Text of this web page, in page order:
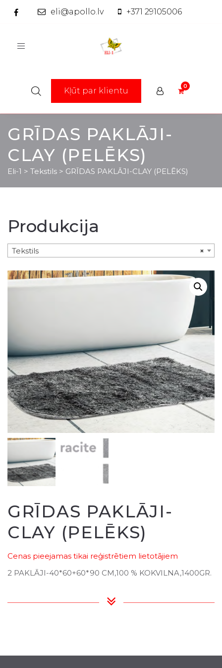
eli@apollo.lv +371 29105006
Toggle
Kļūt par klientu
GRĪDAS PAKLĀJI-
CLAY (PELĒKS)
Eli-1 > Tekstils > GRĪDAS PAKLĀJI-CLAY (PELĒKS)
Produkcija
×
Tekstils
GRĪDAS PAKLĀJI-
CLAY (PELĒKS)
Cenas pieejamas tikai reģistrētiem lietotājiem
2 PAKLĀJI-40*60+60*90 CM,100 % KOKVILNA,1400GR.